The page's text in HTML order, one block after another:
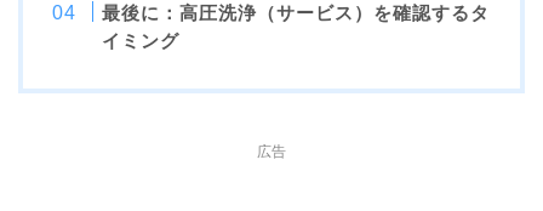
最後に：高圧洗浄（サービス）を確認するタ
イミング
広告